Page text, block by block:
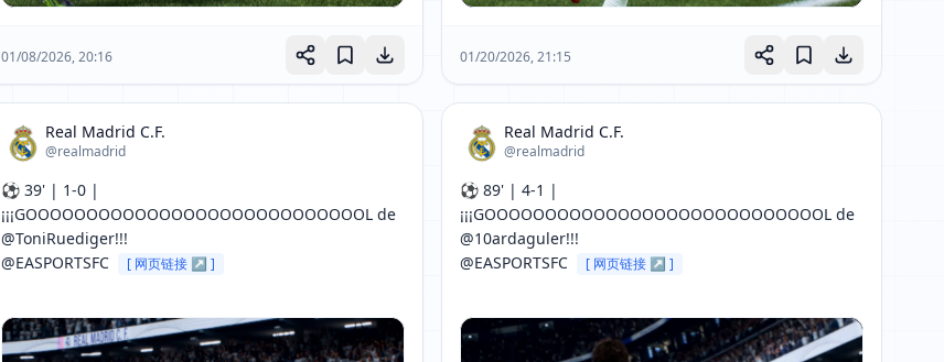
01/08/2026, 20:16 01/20/2026, 21:15
Real Madrid C.F.
@realmadrid
⚽ 39' | 1-0 |
¡¡¡GOOOOOOOOOOOOOOOOOOOOOOOOOOOOL de
@ToniRuediger!!!
@EASPORTSFC
[ 网页链接 ↗ ]
Real Madrid C.F.
@realmadrid
⚽ 89' | 4-1 |
¡¡¡GOOOOOOOOOOOOOOOOOOOOOOOOOOOOL de
@10ardaguler!!!
@EASPORTSFC
[ 网页链接 ↗ ]